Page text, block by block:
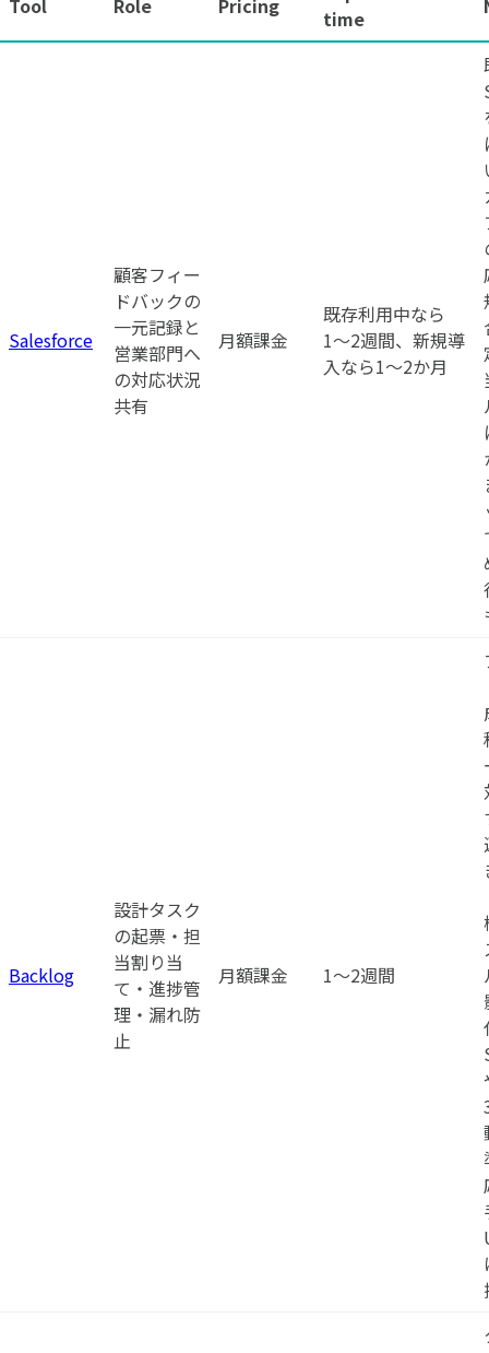
time
Salesforce
顧客フィー
ドバックの
一元記録と
営業部門へ
の対応状況
共有
月額課金
既存利用中なら
1〜2週間、新規導
入なら1〜2か月
Backlog
設計タスク
の起票・担
当割り当
て・進捗管
理・漏れ防
止
月額課金 1〜2週間